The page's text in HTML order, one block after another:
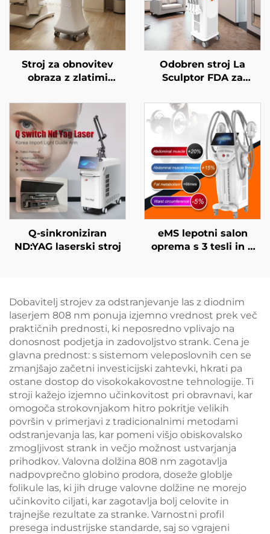
Stroj za obnovitev
obraza z zlatimi
dvojnimi frekvencami
RF 1/2 MHz
Odobren stroj La
Sculptor FDA za
maščobe in celulita z
diodnim laserjem 1060
nm za oblikovanje
telesa in izgubo teže
Q-sinkroniziran
ND:YAG laserski stroj
eMS lepotni salon
oprema s 3 tesli in 4
Dobavitelj strojev za odstranjevanje las z diodnim
laserjem 808 nm ponuja izjemno vrednost prek več
praktičnih prednosti, ki neposredno vplivajo na
donosnost podjetja in zadovoljstvo strank. Cena je
glavna prednost: s sistemom veleposlovnih cen se
zmanjšajo začetni investicijski zahtevki, hkrati pa
ostane dostop do visokokakovostne tehnologije. Ti
stroji kažejo izjemno učinkovitost pri obravnavi, kar
omogoča strokovnjakom hitro pokritje velikih
površin v primerjavi z tradicionalnimi metodami
odstranjevanja las, kar pomeni višjo obiskovalsko
zmogljivost strank in večjo možnost ustvarjanja
prihodkov. Valovna dolžina 808 nm zagotavlja
nadpovprečno globino prodora, doseže globlje
folikule las, ki jih druge valovne dolžine ne morejo
učinkovito ciljati, kar zagotavlja bolj celovite in
trajnejše rezultate za stranke. Varnostni profil
presega industrijske standarde, saj so vgrajeni